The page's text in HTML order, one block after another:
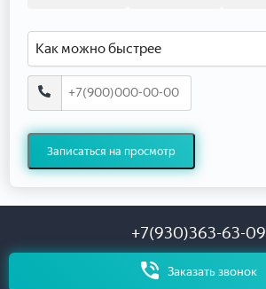
Как можно быстрее
Записаться на просмотр
+7(930)363-63-09
Заказать звонок